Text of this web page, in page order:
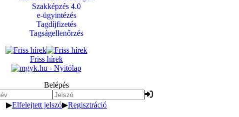
Szakképzés 4.0
e-ügyintézés
Tagdíjfizetés
Tagságellenőrzés
Friss hírek
Belépés
▶Elfelejtett jelszó▶Regisztráció